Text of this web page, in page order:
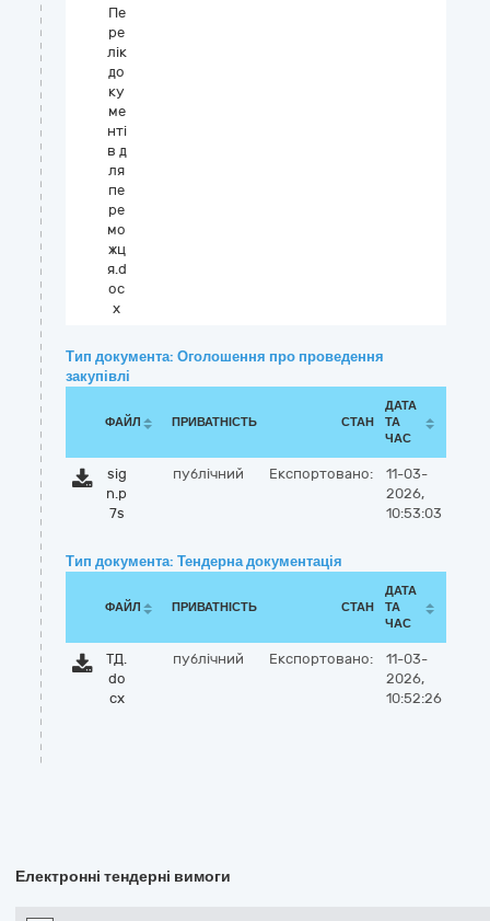
Пе
ре
лік
до
ку
ме
нті
в д
ля
пе
ре
мо
жц
я.d
oc
x
Тип документа: Оголошення про проведення
закупівлі
ФАЙЛ ПРИВАТНІСТЬ СТАН
ДАТА
ТА
ЧАС
sig
n.p
7s
публічний Експортовано:
11-03-
2026,
10:53:03
Тип документа: Тендерна документація
ФАЙЛ ПРИВАТНІСТЬ СТАН
ДАТА
ТА
ЧАС
ТД.
do
cx
публічний Експортовано:
11-03-
2026,
10:52:26
Електронні тендерні вимоги